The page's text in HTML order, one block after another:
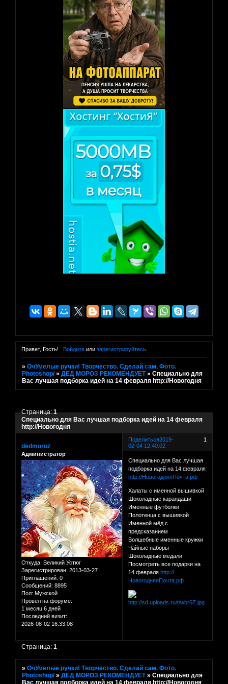
Привет, Гость! Войдитеили зарегистрируйтесь.
»ОчУмелые ручки! Творчество. Сделай сам. Фото.
Photoshop/ »ДЕД МОРОЗ РЕКОМЕНДУЕТ »Специально для
Вас лучшая подборка идей на 14 февраля http://Новогодня
Специально для Вас лучшая подборка идей на 14 февраля
http://Новогодня
Страница:1
Поделиться 1
2019-
02-04 12:40:02
dedmoroz
Администратор
Откуда: Великий Устюг
Зарегистрирован: 2013-03-27
Приглашений: 0
Сообщений: 8895
Пол: Мужской
Провел на форуме:
1 месяц 6 дней
Последний визит:
2026-08-02 16:33:08
Специально для Вас лучшая
подборка идей на 14 февраля
http://НовогодняяПочта.рф
Халаты с именной вышивкой
Шоколадные карандаши
Именные футболки
Полотенца с вышивкой
Именной мёд с
предсказанием
Волшебные именные кружки
Чайные наборы
Шоколадные медали
Посмотреть все подарки на
14 февраляhttp://
НовогодняяПочта.рф
Страница:1
»ОчУмелые ручки! Творчество. Сделай сам. Фото.
Photoshop/ »ДЕД МОРОЗ РЕКОМЕНДУЕТ »Специально для
Вас лучшая подборка идей на 14 февраля http://Новогодня